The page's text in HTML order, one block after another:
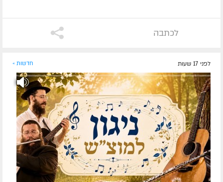
לכתבה
לפני 17 שעות חדשות »